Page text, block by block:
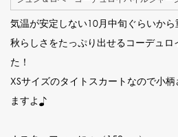
気温が安定しない10月中旬ぐらいから
秋らしさをたっぷり出せるコーデュロ
た！
XSサイズのタイトスカートなので小
ますよ♪